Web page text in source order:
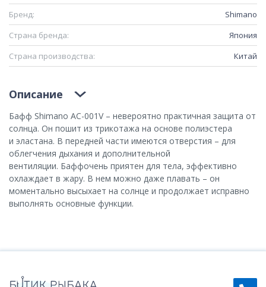
Бренд:
Shimano
Страна бренда:
Япония
Страна производства:
Китай
Описание
Бафф Shimano AC-001V– невероятно практичная защита от
солнца. Он пошит из трикотажа на основе полиэстера
и эластана. В передней части имеются отверстия – для
облегчения дыхания и дополнительной
вентиляции. Баффочень приятен для тела, эффективно
охлаждает в жару. В нем можно даже плавать – он
моментально высыхает на солнце и продолжает исправно
выполнять основные функции.